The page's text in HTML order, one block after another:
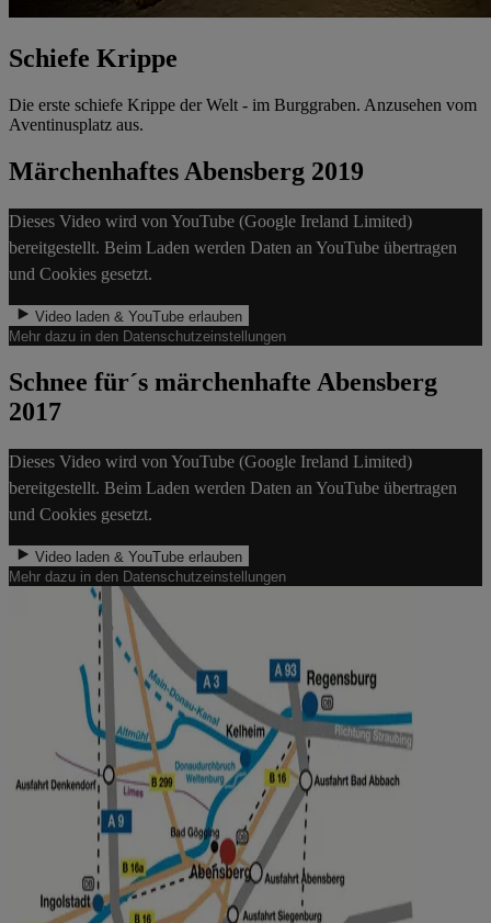
Schiefe Krippe
Die erste schiefe Krippe der Welt - im Burggraben. Anzusehen vom
Aventinusplatz aus.
Märchenhaftes Abensberg 2019
Dieses Video wird von YouTube (Google Ireland Limited)
bereitgestellt. Beim Laden werden Daten an YouTube übertragen
und Cookies gesetzt.
Video laden & YouTube erlauben
Mehr dazu in den Datenschutzeinstellungen
Schnee für´s märchenhafte Abensberg
2017
Dieses Video wird von YouTube (Google Ireland Limited)
bereitgestellt. Beim Laden werden Daten an YouTube übertragen
und Cookies gesetzt.
Video laden & YouTube erlauben
Mehr dazu in den Datenschutzeinstellungen